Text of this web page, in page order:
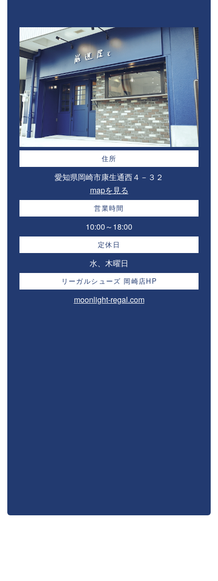
住所
愛知県岡崎市康生通西４－３２⁣
mapを見る
営業時間
10:00～18:00⁣
定休日
水、木曜日
リーガルシューズ 岡崎店HP
moonlight-regal.com